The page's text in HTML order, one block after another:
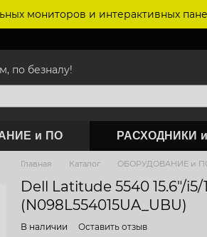
мониторов и интерактивных
по безналу!
и ПО РАСХОДНИКИ
Главная Каталог ОБОРУДОВАНИЕ и
Dell Latitude 5540 15.6"/i5/
(N098L554015UA_UBU)
В наличии Оставить отзыв